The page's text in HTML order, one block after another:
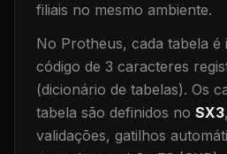
filiais no mesmo ambiente.
No Protheus, cada tabela é
código de 3 caracteres
(dicionário de tabelas). Os
tabela são definidos no SX3
validações, gatilhos